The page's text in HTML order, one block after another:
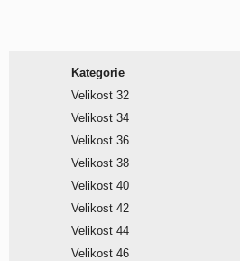
Kategorie
Velikost 32
Velikost 34
Velikost 36
Velikost 38
Velikost 40
Velikost 42
Velikost 44
Velikost 46